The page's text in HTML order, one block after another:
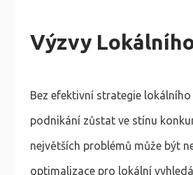
Výzvy Lokálního
Bez efektivní strategie lokálního
podnikání zůstat ve stínu
největších problémů může být
optimalizace pro lokální